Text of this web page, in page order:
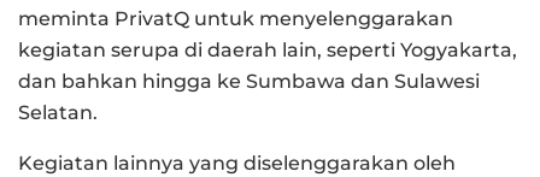
meminta PrivatQ untuk menyelenggarakan
kegiatan serupa di daerah lain, seperti Yogyakarta,
dan bahkan hingga ke Sumbawa dan Sulawesi
Selatan.
Kegiatan lainnya yang diselenggarakan oleh